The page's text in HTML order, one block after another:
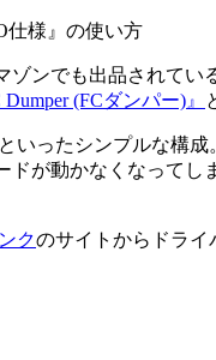
ゾンでも出品されて
Dumper (FCダンパー)』
いったシンプルな構
が動かなくなって
クのサイトからドライ